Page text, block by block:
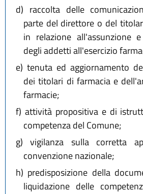
d) raccolta delle
parte del direttore o del
in relazione all'assunzione
degli addetti all'esercizio
e) tenuta ed aggiornamento
dei titolari di farmacia e
farmacie;
f) attività propositiva e di
competenza del Comune;
g) vigilanza sulla corretta
convenzione nazionale;
h) predisposizione della
liquidazione delle